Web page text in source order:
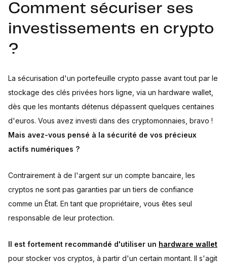
Comment sécuriser ses
investissements en crypto
?
La sécurisation d'un portefeuille crypto passe avant tout par le
stockage des clés privées hors ligne, via un hardware wallet,
dès que les montants détenus dépassent quelques centaines
d'euros. Vous avez investi dans des cryptomonnaies, bravo !
Mais avez-vous pensé à la sécurité de vos précieux
actifs numériques ?
Contrairement à de l'argent sur un compte bancaire, les
cryptos ne sont pas garanties par un tiers de confiance
comme un État. En tant que propriétaire, vous êtes seul
responsable de leur protection.
Il est fortement recommandé d'utiliser un hardware wallet
pour stocker vos cryptos, à partir d'un certain montant. Il s'agit